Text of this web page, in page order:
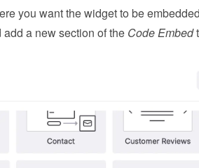
you want the widget to be
a new section of the Code Embed